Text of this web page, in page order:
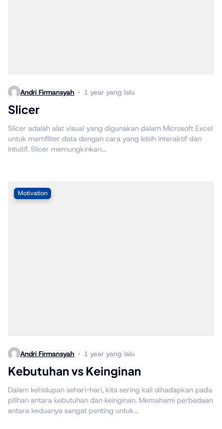
Andri Firmansyah 1 year yang lalu
Slicer
Slicer adalah alat visual yang digunakan dalam Microsoft Excel
untuk memfilter data dengan cara yang lebih interaktif dan
intuitif. Slicer memungkinkan...
Motivation
Andri Firmansyah 1 year yang lalu
Kebutuhan vs Keinginan
Dalam kehidupan sehari-hari, kita sering kali dihadapkan pada
pilihan antara kebutuhan dan keinginan. Memahami perbedaan
antara keduanya sangat penting untuk...